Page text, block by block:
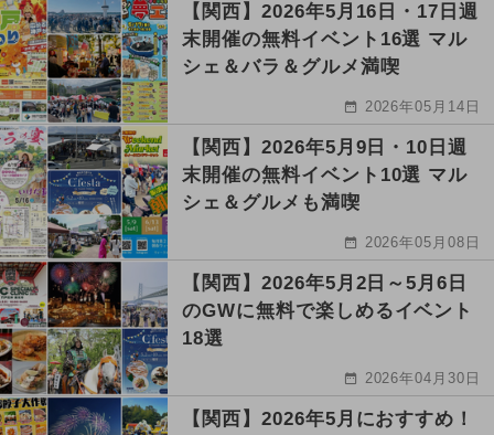
【関西】2026年5月16日・17日週
末開催の無料イベント16選 マル
シェ＆バラ＆グルメ満喫
2026年05月14日
【関西】2026年5月9日・10日週
末開催の無料イベント10選 マル
シェ＆グルメも満喫
2026年05月08日
【関西】2026年5月2日～5月6日
のGWに無料で楽しめるイベント
18選
2026年04月30日
【関西】2026年5月におすすめ！